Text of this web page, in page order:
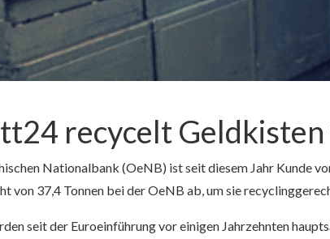
recycelt
Nationalbank (OeNB) ist seit diesem Jahr Kunde
von 37,4 Tonnen bei der OeNB ab, um sie
seit der Euroeinführung vor einigen Jahrzehnten